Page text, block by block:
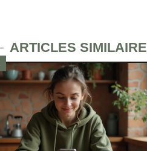
ARTICLES SIMILAIRE